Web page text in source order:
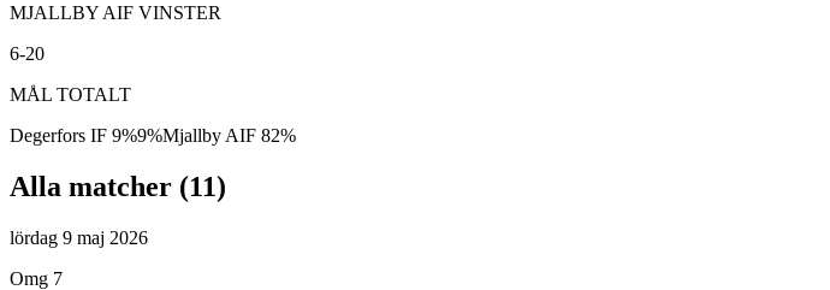
MJALLBY AIF VINSTER
6-20
MÅL TOTALT
Degerfors IF 9%9%Mjallby AIF 82%
Alla matcher (11)
lördag 9 maj 2026
Omg 7